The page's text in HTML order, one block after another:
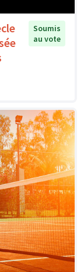
Soumis
au vote